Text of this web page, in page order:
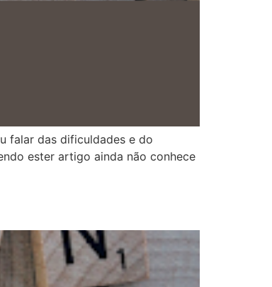
falar das dificuldades e do
ester artigo ainda não conhece